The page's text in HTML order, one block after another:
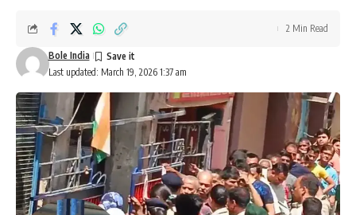
Last updated: March 19, 2026 1:37 am
Bole India
2 Min Read